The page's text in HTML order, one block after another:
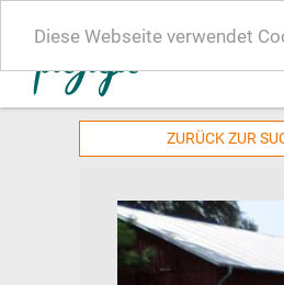
Diese Webseite verwendet
ZURÜCK ZUR